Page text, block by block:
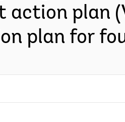
action plan
plan for